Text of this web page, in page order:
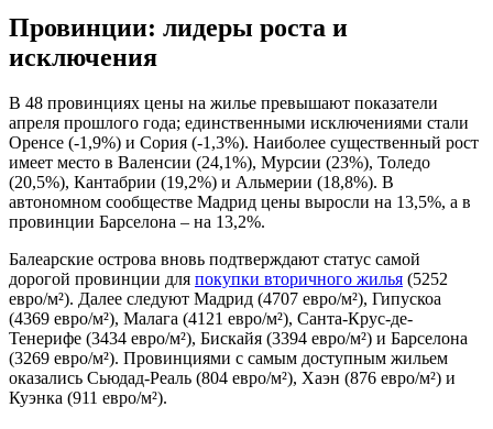
Провинции: лидеры роста и
исключения
В 48 провинциях цены на жилье превышают показатели
апреля прошлого года; единственными исключениями стали
Оренсе (-1,9%) и Сория (-1,3%). Наиболее существенный рост
имеет место в Валенсии (24,1%), Мурсии (23%), Толедо
(20,5%), Кантабрии (19,2%) и Альмерии (18,8%). В
автономном сообществе Мадрид цены выросли на 13,5%, а в
провинции Барселона – на 13,2%.
Балеарские острова вновь подтверждают статус самой
дорогой провинции для покупки вторичного жилья (5252
евро/м²). Далее следуют Мадрид (4707 евро/м²), Гипускоа
(4369 евро/м²), Малага (4121 евро/м²), Санта-Крус-де-
Тенерифе (3434 евро/м²), Бискайя (3394 евро/м²) и Барселона
(3269 евро/м²). Провинциями с самым доступным жильем
оказались Сьюдад-Реаль (804 евро/м²), Хаэн (876 евро/м²) и
Куэнка (911 евро/м²).